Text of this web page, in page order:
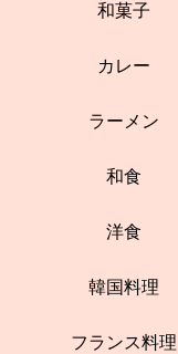
和菓子
カレー
ラーメン
和食
洋食
韓国料理
フランス料理